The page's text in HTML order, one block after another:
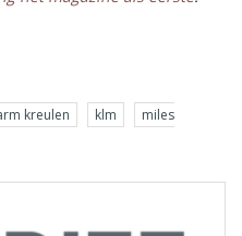
kreulen klm
miles